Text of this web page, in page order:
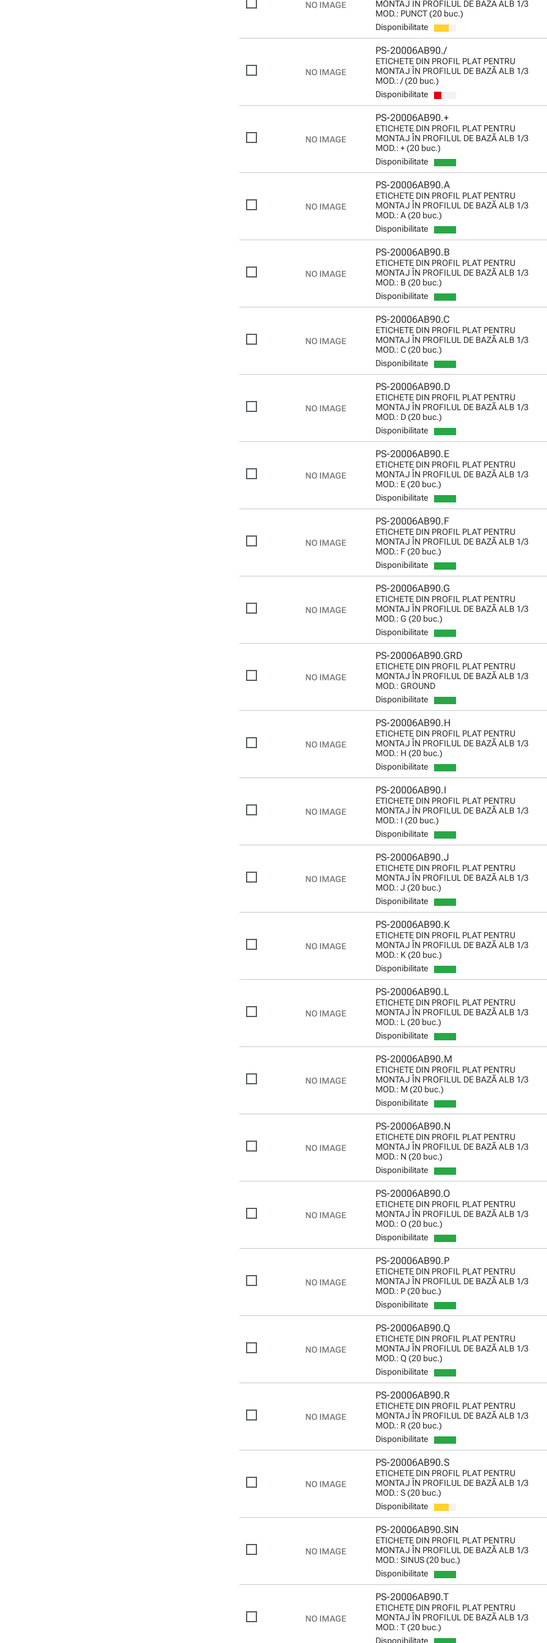
MONTAJ ÎN PROFILUL DE BAZĂ ALB 1/3
MOD.: PUNCT (20 buc.)
Disponibilitate
PS-20006AB90./
ETICHETE DIN PROFIL PLAT PENTRU
MONTAJ ÎN PROFILUL DE BAZĂ ALB 1/3
MOD.: / (20 buc.)
Disponibilitate
PS-20006AB90.+
ETICHETE DIN PROFIL PLAT PENTRU
MONTAJ ÎN PROFILUL DE BAZĂ ALB 1/3
MOD.: + (20 buc.)
Disponibilitate
PS-20006AB90.A
ETICHETE DIN PROFIL PLAT PENTRU
MONTAJ ÎN PROFILUL DE BAZĂ ALB 1/3
MOD.: A (20 buc.)
Disponibilitate
PS-20006AB90.B
ETICHETE DIN PROFIL PLAT PENTRU
MONTAJ ÎN PROFILUL DE BAZĂ ALB 1/3
MOD.: B (20 buc.)
Disponibilitate
PS-20006AB90.C
ETICHETE DIN PROFIL PLAT PENTRU
MONTAJ ÎN PROFILUL DE BAZĂ ALB 1/3
MOD.: C (20 buc.)
Disponibilitate
PS-20006AB90.D
ETICHETE DIN PROFIL PLAT PENTRU
MONTAJ ÎN PROFILUL DE BAZĂ ALB 1/3
MOD.: D (20 buc.)
Disponibilitate
PS-20006AB90.E
ETICHETE DIN PROFIL PLAT PENTRU
MONTAJ ÎN PROFILUL DE BAZĂ ALB 1/3
MOD.: E (20 buc.)
Disponibilitate
PS-20006AB90.F
ETICHETE DIN PROFIL PLAT PENTRU
MONTAJ ÎN PROFILUL DE BAZĂ ALB 1/3
MOD.: F (20 buc.)
Disponibilitate
PS-20006AB90.G
ETICHETE DIN PROFIL PLAT PENTRU
MONTAJ ÎN PROFILUL DE BAZĂ ALB 1/3
MOD.: G (20 buc.)
Disponibilitate
PS-20006AB90.GRD
ETICHETE DIN PROFIL PLAT PENTRU
MONTAJ ÎN PROFILUL DE BAZĂ ALB 1/3
MOD.: GROUND
Disponibilitate
PS-20006AB90.H
ETICHETE DIN PROFIL PLAT PENTRU
MONTAJ ÎN PROFILUL DE BAZĂ ALB 1/3
MOD.: H (20 buc.)
Disponibilitate
PS-20006AB90.I
ETICHETE DIN PROFIL PLAT PENTRU
MONTAJ ÎN PROFILUL DE BAZĂ ALB 1/3
MOD.: I (20 buc.)
Disponibilitate
PS-20006AB90.J
ETICHETE DIN PROFIL PLAT PENTRU
MONTAJ ÎN PROFILUL DE BAZĂ ALB 1/3
MOD.: J (20 buc.)
Disponibilitate
PS-20006AB90.K
ETICHETE DIN PROFIL PLAT PENTRU
MONTAJ ÎN PROFILUL DE BAZĂ ALB 1/3
MOD.: K (20 buc.)
Disponibilitate
PS-20006AB90.L
ETICHETE DIN PROFIL PLAT PENTRU
MONTAJ ÎN PROFILUL DE BAZĂ ALB 1/3
MOD.: L (20 buc.)
Disponibilitate
PS-20006AB90.M
ETICHETE DIN PROFIL PLAT PENTRU
MONTAJ ÎN PROFILUL DE BAZĂ ALB 1/3
MOD.: M (20 buc.)
Disponibilitate
PS-20006AB90.N
ETICHETE DIN PROFIL PLAT PENTRU
MONTAJ ÎN PROFILUL DE BAZĂ ALB 1/3
MOD.: N (20 buc.)
Disponibilitate
PS-20006AB90.O
ETICHETE DIN PROFIL PLAT PENTRU
MONTAJ ÎN PROFILUL DE BAZĂ ALB 1/3
MOD.: O (20 buc.)
Disponibilitate
PS-20006AB90.P
ETICHETE DIN PROFIL PLAT PENTRU
MONTAJ ÎN PROFILUL DE BAZĂ ALB 1/3
MOD.: P (20 buc.)
Disponibilitate
PS-20006AB90.Q
ETICHETE DIN PROFIL PLAT PENTRU
MONTAJ ÎN PROFILUL DE BAZĂ ALB 1/3
MOD.: Q (20 buc.)
Disponibilitate
PS-20006AB90.R
ETICHETE DIN PROFIL PLAT PENTRU
MONTAJ ÎN PROFILUL DE BAZĂ ALB 1/3
MOD.: R (20 buc.)
Disponibilitate
PS-20006AB90.S
ETICHETE DIN PROFIL PLAT PENTRU
MONTAJ ÎN PROFILUL DE BAZĂ ALB 1/3
MOD.: S (20 buc.)
Disponibilitate
PS-20006AB90.SIN
ETICHETE DIN PROFIL PLAT PENTRU
MONTAJ ÎN PROFILUL DE BAZĂ ALB 1/3
MOD.: SINUS (20 buc.)
Disponibilitate
PS-20006AB90.T
ETICHETE DIN PROFIL PLAT PENTRU
MONTAJ ÎN PROFILUL DE BAZĂ ALB 1/3
MOD.: T (20 buc.)
Disponibilitate